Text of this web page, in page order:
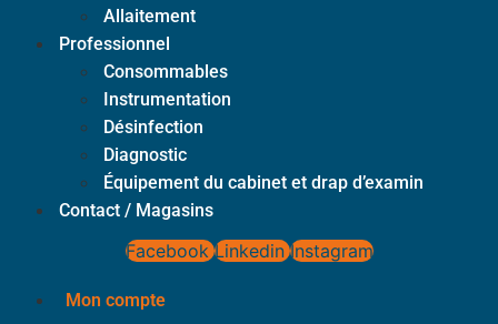
Allaitement
Professionnel
Consommables
Instrumentation
Désinfection
Diagnostic
Équipement du cabinet et drap d’examin
Contact / Magasins
Facebook Linkedin Instagram
Mon compte